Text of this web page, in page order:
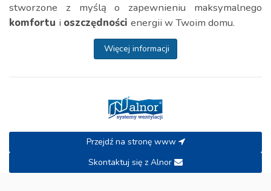
stworzone z myślą o zapewnieniu maksymalnego
komfortu i oszczędności energii w Twoim domu.
Więcej informacji
Przejdź na stronę www
Skontaktuj się z Alnor